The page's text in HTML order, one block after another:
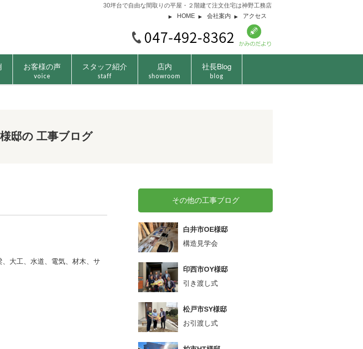
30坪台で自由な間取りの平屋・２階建て注文住宅は神野工務店
HOME
会社案内 アクセス
お客様の声
voice
スタッフ紹介
staff
店内
showroom
社長Blog
blog
邸の 工事ブログ
大工、水道、電気、材木、サ
その他の工事ブログ
白井市OE様邸
構造見学会
印西市OY様邸
引き渡し式
松戸市SY様邸
お引渡し式